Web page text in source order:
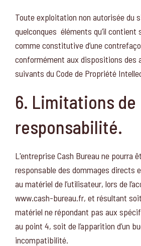
Toute exploitation non autorisée du
quelconques éléments qu’il contient
comme constitutive d’une
conformément aux dispositions des
suivants du Code de Propriété
6. Limitations de
responsabilité.
L'entreprise Cash Bureau ne pourra
responsable des dommages directs
au matériel de l’utilisateur, lors de
www.cash-bureau.fr, et résultant soit
matériel ne répondant pas aux
au point 4, soit de l’apparition d’un
incompatibilité.